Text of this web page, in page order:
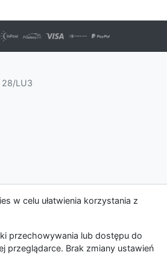
w celu ułatwienia korzystania z
przechowywania lub dostępu do
przeglądarce. Brak zmiany ustawień
28/LU3